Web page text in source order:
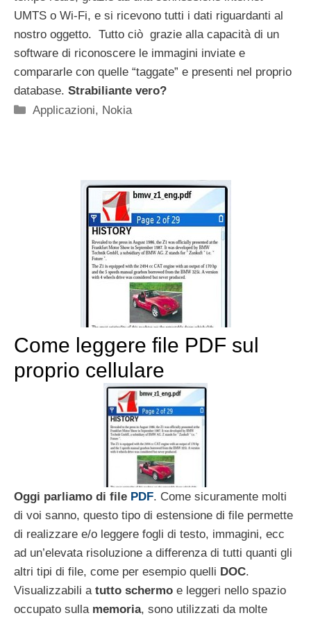
UMTS o Wi-Fi, e si ricevono tutti i dati riguardanti al
nostro oggetto. Tutto ciò grazie alla capacità di un
software di riconoscere le immagini inviate e
compararle con quelle “taggate” e presenti nel proprio
database. Strabiliante vero?
Categorie
Applicazioni, Nokia
Come leggere file PDF sul
proprio cellulare
Oggi parliamo di file PDF. Come sicuramente molti
di voi sanno, questo tipo di estensione di file permette
di realizzare e/o leggere fogli di testo, immagini, ecc
ad un’elevata risoluzione a differenza di tutti quanti gli
altri tipi di file, come per esempio quelli DOC.
Visualizzabili a tutto schermo e leggeri nello spazio
occupato sulla memoria, sono utilizzati da molte